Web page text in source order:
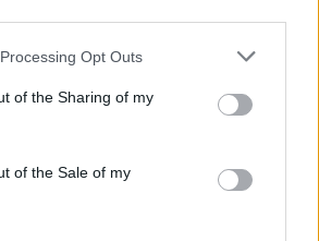
Opt Outs
of the Sharing of my
of the Sale of my